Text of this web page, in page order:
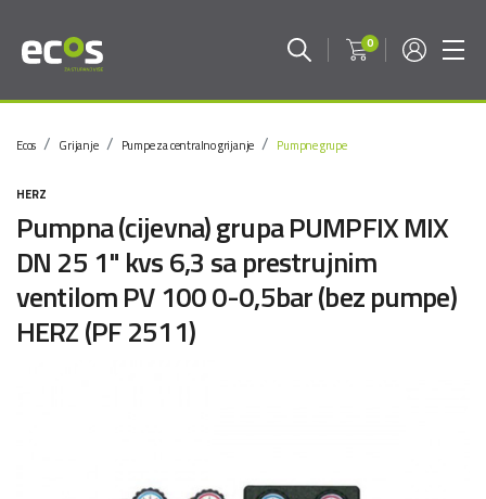
0
Ecos Grijanje Pumpe za centralno grijanje Pumpne grupe
HERZ
Pumpna (cijevna) grupa PUMPFIX MIX
DN 25 1" kvs 6,3 sa prestrujnim
ventilom PV 100 0-0,5bar (bez pumpe)
HERZ (PF 2511)